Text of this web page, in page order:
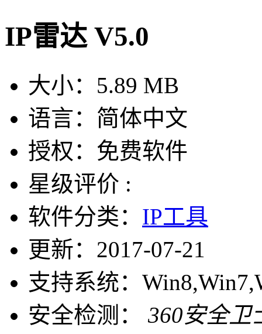
IP雷达 V5.0
大小： 5.89 MB
语言： 简体中文
授权： 免费软件
星级评价 :
软件分类： IP工具
更新： 2017-07-21
支持系统：
安全检测：
360安全卫